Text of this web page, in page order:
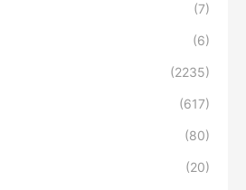
(7)
(6)
(2235)
(617)
(80)
(20)